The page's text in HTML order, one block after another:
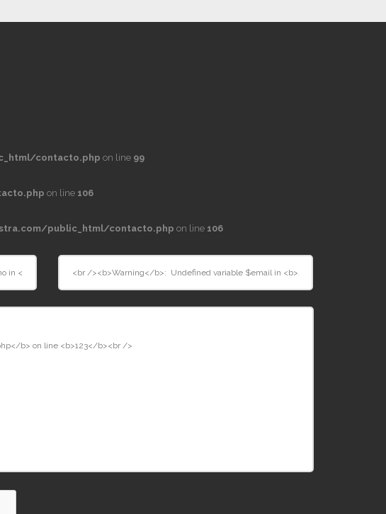
contacto.php on line 99
on line 106
public_html/contacto.php on line 106